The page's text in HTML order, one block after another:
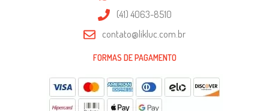
(41) 4063-8510
contato@likluc.com.br
FORMAS DE PAGAMENTO